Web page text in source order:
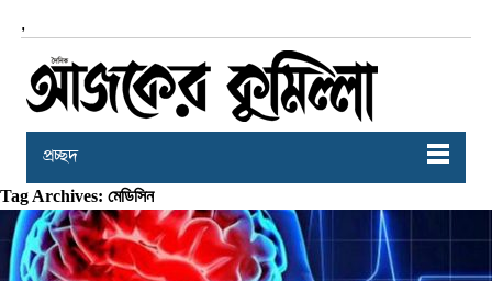
,
প্রচ্ছদ
Tag Archives: মেডিসিন